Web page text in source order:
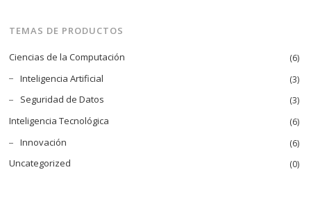
$17.00
$21.00
TEMAS DE PRODUCTOS
Ciencias de la Computación (6)
Inteligencia Artificial (3)
Seguridad de Datos (3)
Inteligencia Tecnológica (6)
Innovación (6)
Uncategorized (0)